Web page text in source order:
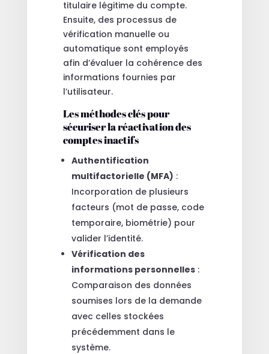
titulaire légitime du compte.
Ensuite, des processus de
vérification manuelle ou
automatique sont employés
afin d’évaluer la cohérence des
informations fournies par
l’utilisateur.
Les méthodes clés pour
sécuriser la réactivation des
comptes inactifs
Authentification
multifactorielle (MFA) :
Incorporation de plusieurs
facteurs (mot de passe, code
temporaire, biométrie) pour
valider l’identité.
Vérification des
informations personnelles:
Comparaison des données
soumises lors de la demande
avec celles stockées
précédemment dans le
système.